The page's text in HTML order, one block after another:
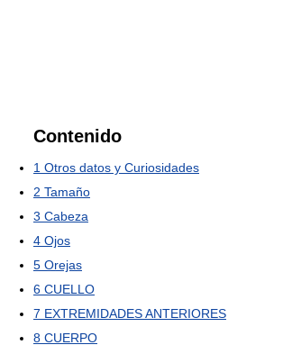
Contenido
1 Otros datos y Curiosidades
2 Tamaño
3 Cabeza
4 Ojos
5 Orejas
6 CUELLO
7 EXTREMIDADES ANTERIORES
8 CUERPO